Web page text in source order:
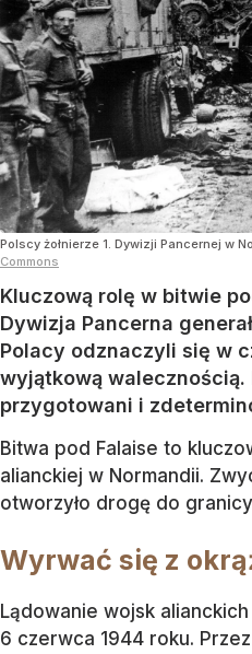
Polscy żołnierze 1. Dywizji Pancernej w
Commons
Kluczową rolę w bitwie
Dywizja Pancerna
Polacy odznaczyli się w
wyjątkową
przygotowani i
Bitwa pod Falaise to
alianckiej w Normandii.
otworzyło drogę do
Wyrwać się z
Lądowanie wojsk
6 czerwca 1944 roku.